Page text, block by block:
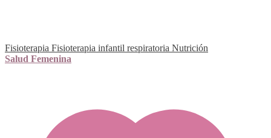
Fisioterapia Fisioterapia infantil respiratoria Nutrición
Salud Femenina